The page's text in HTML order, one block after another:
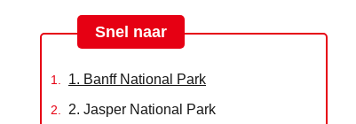
Snel naar
1. Banff National Park
2. Jasper National Park